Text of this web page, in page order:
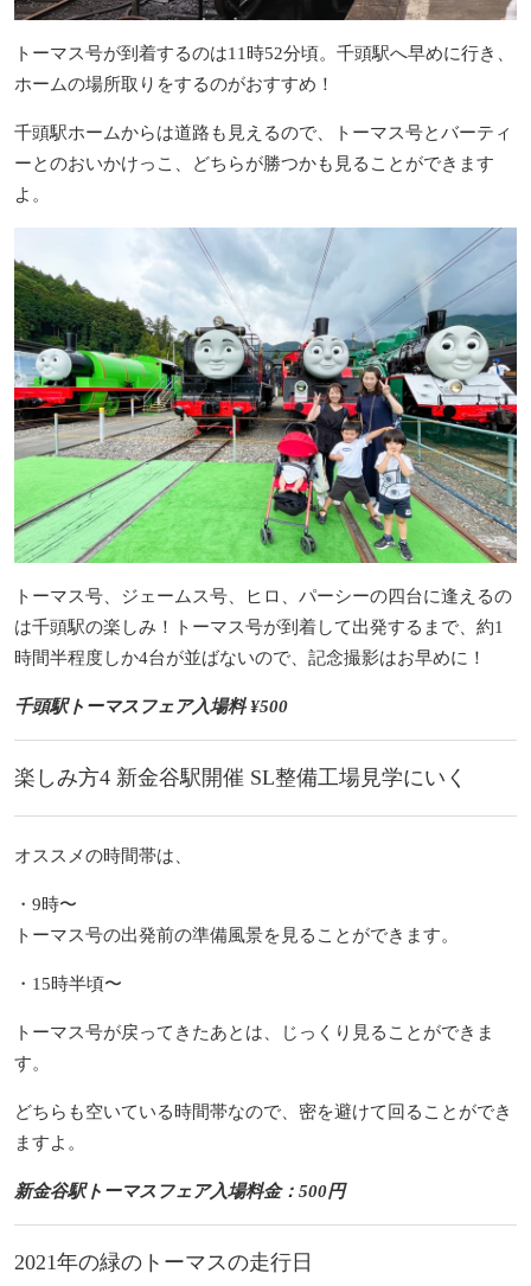
トーマス号が到着するのは11時52分頃。千頭駅へ早めに行き、
ホームの場所取りをするのがおすすめ！
千頭駅ホームからは道路も見えるので、トーマス号とバーティ
ーとのおいかけっこ、どちらが勝つかも見ることができます
よ。
トーマス号、ジェームス号、ヒロ、パーシーの四台に逢えるの
は千頭駅の楽しみ！トーマス号が到着して出発するまで、約1
時間半程度しか4台が並ばないので、記念撮影はお早めに！
千頭駅トーマスフェア入場料 ¥500
楽しみ方4 新金谷駅開催 SL整備工場見学にいく
オススメの時間帯は、
・9時〜
トーマス号の出発前の準備風景を見ることができます。
・15時半頃〜
トーマス号が戻ってきたあとは、
じっくり見ることができま
す。
どちらも空いている時間帯なので、密を避けて回ることができ
ますよ。
新金谷駅トーマスフェア入場料金：500円
2021年の緑のトーマスの走行日